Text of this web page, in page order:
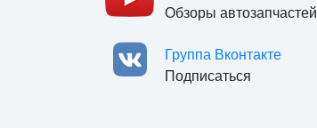
Обзоры автозапчастей
Группа Вконтакте
Подписаться